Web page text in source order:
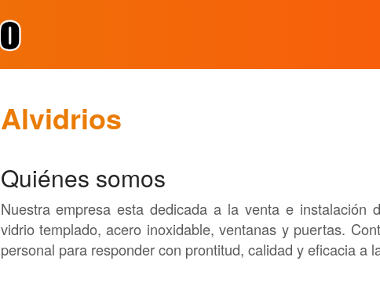
Alvidrios
Quiénes somos
Nuestra empresa esta dedicada a la venta e instalación
vidrio templado, acero inoxidable, ventanas y puertas.
personal para responder con prontitud, calidad y eficacia a